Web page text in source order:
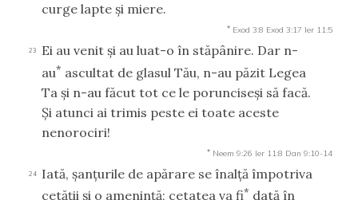
curge lapte şi miere.
* Exod 3:8 Exod 3:17 Ier 11:5
23
Ei au venit şi au luat-o în stăpânire. Dar n-
au* ascultat de glasul Tău, n-au păzit Legea
Ta şi n-au făcut tot ce le porunciseşi să facă.
Şi atunci ai trimis peste ei toate aceste
nenorociri!
* Neem 9:26 Ier 11:8 Dan 9:10-14
24
Iată, şanţurile de apărare se înalţă împotriva
cetăţii şi o ameninţă; cetatea va fi* dată în